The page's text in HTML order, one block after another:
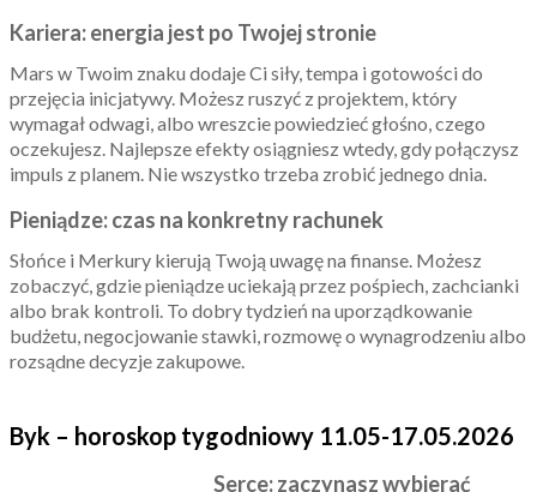
Kariera: energia jest po Twojej stronie
Mars w Twoim znaku dodaje Ci siły, tempa i gotowości do
przejęcia inicjatywy. Możesz ruszyć z projektem, który
wymagał odwagi, albo wreszcie powiedzieć głośno, czego
oczekujesz. Najlepsze efekty osiągniesz wtedy, gdy połączysz
impuls z planem. Nie wszystko trzeba zrobić jednego dnia.
Pieniądze: czas na konkretny rachunek
Słońce i Merkury kierują Twoją uwagę na finanse. Możesz
zobaczyć, gdzie pieniądze uciekają przez pośpiech, zachcianki
albo brak kontroli. To dobry tydzień na uporządkowanie
budżetu, negocjowanie stawki, rozmowę o wynagrodzeniu albo
rozsądne decyzje zakupowe.
Byk – horoskop tygodniowy 11.05-17.05.2026
Serce: zaczynasz wybierać